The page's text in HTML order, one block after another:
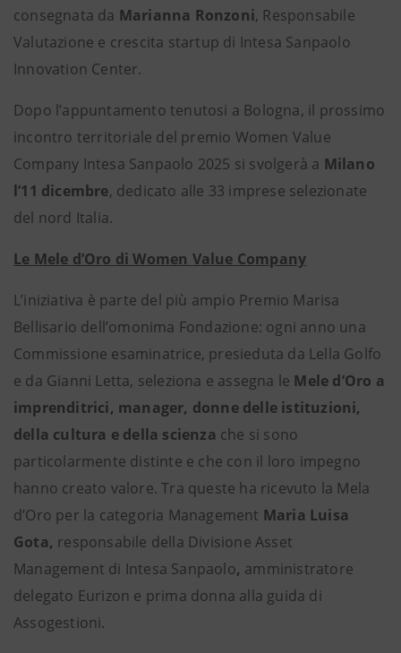
consegnata da Marianna Ronzoni, Responsabile
Valutazione e crescita startup di Intesa Sanpaolo
Innovation Center.
Dopo l’appuntamento tenutosi a Bologna, il prossimo
incontro territoriale del premio Women Value
Company Intesa Sanpaolo 2025 si svolgerà a Milano
l’11 dicembre, dedicato alle 33 imprese selezionate
del nord Italia.
Le Mele d’Oro di Women Value Company
L’iniziativa è parte del più ampio Premio Marisa
Bellisario dell’omonima Fondazione: ogni anno una
Commissione esaminatrice, presieduta da Lella Golfo
e da Gianni Letta, seleziona e assegna le Mele d’Oro a
imprenditrici, manager, donne delle istituzioni,
della cultura e della scienza che si sono
particolarmente distinte e che con il loro impegno
hanno creato valore. Tra queste ha ricevuto la Mela
d’Oro per la categoria Management Maria Luisa
Gota, responsabile della Divisione Asset
Management di Intesa Sanpaolo, amministratore
delegato Eurizon e prima donna alla guida di
Assogestioni.